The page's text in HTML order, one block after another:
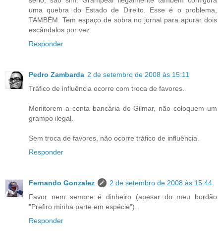
uma quebra do Estado de Direito. Esse é o problema,
TAMBÉM. Tem espaço de sobra no jornal para apurar dois
escândalos por vez.
Responder
Pedro Zambarda 2 de setembro de 2008 às 15:11
Tráfico de influência ocorre com troca de favores.
Monitorem a conta bancária de Gilmar, não coloquem um
grampo ilegal.
Sem troca de favores, não ocorre tráfico de influência.
Responder
Fernando Gonzalez
2 de setembro de 2008 às 15:44
Favor nem sempre é dinheiro (apesar do meu bordão
"Prefiro minha parte em espécie").
Responder